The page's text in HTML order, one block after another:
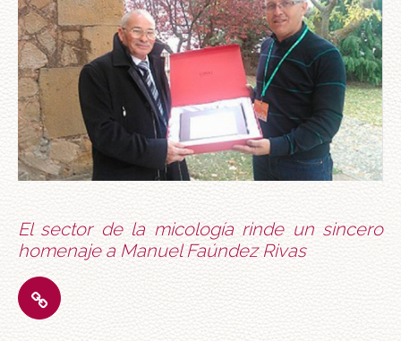
El sector de la micología rinde un sincero
homenaje a Manuel Faúndez Rivas